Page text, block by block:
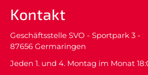
Kontakt
Geschäftsstelle SVO - Sportpark 3 -
87656 Germaringen
Jeden 1. und 4. Montag im Monat